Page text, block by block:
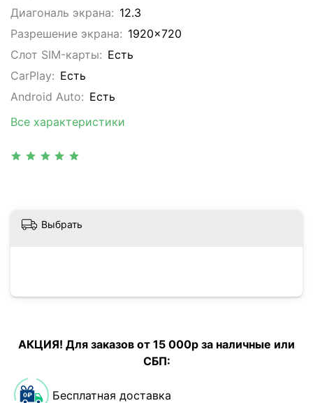
Диагональ экрана: 12.3
Разрешение экрана: 1920x720
Слот SIM-карты: Eсть
CarPlay: Есть
Android Auto: Есть
Все характеристики
Выбрать
АКЦИЯ! Для заказов от 15 000р за наличные или
СБП:
Бесплатная доставка